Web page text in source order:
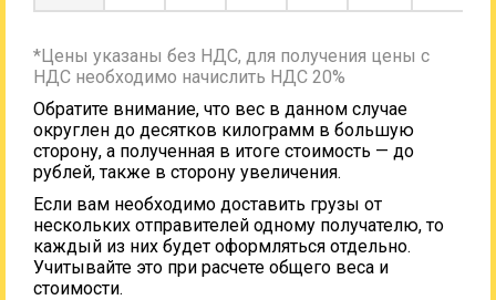
*Цены указаны без НДС, для получения цены с
НДС необходимо начислить НДС 20%
Обратите внимание, что вес в данном случае
округлен до десятков килограмм в большую
сторону, а полученная в итоге стоимость — до
рублей, также в сторону увеличения.
Если вам необходимо доставить грузы от
нескольких отправителей одному получателю, то
каждый из них будет оформляться отдельно.
Учитывайте это при расчете общего веса и
стоимости.